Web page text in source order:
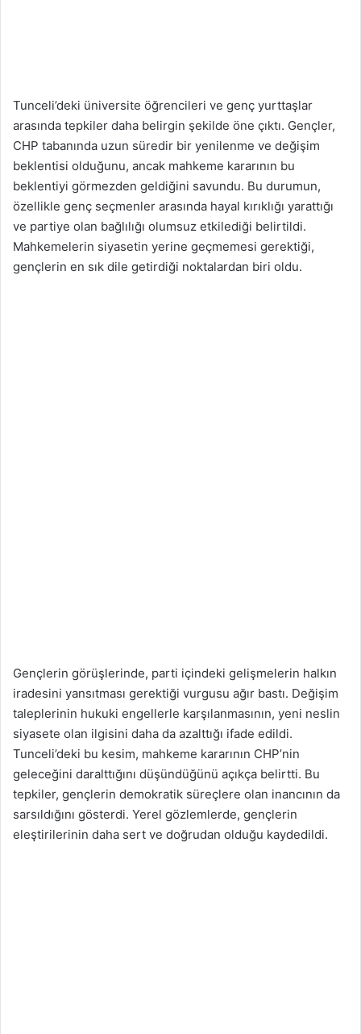
Tunceli’deki üniversite öğrencileri ve genç yurttaşlar
arasında tepkiler daha belirgin şekilde öne çıktı. Gençler,
CHP tabanında uzun süredir bir yenilenme ve değişim
beklentisi olduğunu, ancak mahkeme kararının bu
beklentiyi görmezden geldiğini savundu. Bu durumun,
özellikle genç seçmenler arasında hayal kırıklığı yarattığı
ve partiye olan bağlılığı olumsuz etkilediği belirtildi.
Mahkemelerin siyasetin yerine geçmemesi gerektiği,
gençlerin en sık dile getirdiği noktalardan biri oldu.
Gençlerin görüşlerinde, parti içindeki gelişmelerin halkın
iradesini yansıtması gerektiği vurgusu ağır bastı. Değişim
taleplerinin hukuki engellerle karşılanmasının, yeni neslin
siyasete olan ilgisini daha da azalttığı ifade edildi.
Tunceli’deki bu kesim, mahkeme kararının CHP’nin
geleceğini daralttığını düşündüğünü açıkça belirtti. Bu
tepkiler, gençlerin demokratik süreçlere olan inancının da
sarsıldığını gösterdi. Yerel gözlemlerde, gençlerin
eleştirilerinin daha sert ve doğrudan olduğu kaydedildi.